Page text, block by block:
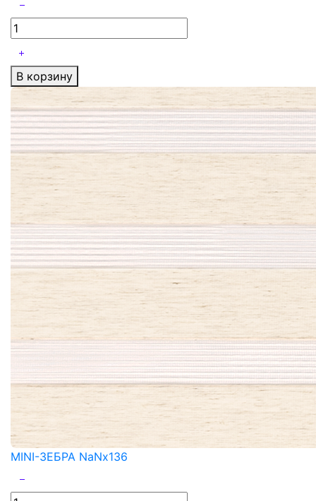
В корзину
MINI-ЗЕБРА NaNx136